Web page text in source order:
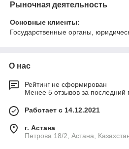
Рыночная деятельность
Основные клиенты:
Государственные органы,
О нас
Рейтинг не сформирован
Менее 5 отзывов за последний
Работает с 14.12.2021
г. Астана
Петрова 18/2, Астана,